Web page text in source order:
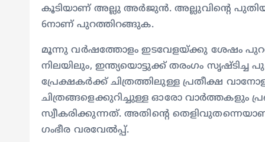
കൂടിയാണ് അല്ലു അര്‍ജുന്‍. അല്ലുവിന്റെ
6നാണ് പുറത്തിറങ്ങുക.
മൂന്നു വര്‍ഷത്തോളം ഇടവേളയ്ക്കു ശേഷം
നിലയിലും, ഇന്ത്യയൊട്ടുക്ക് തരംഗം സൃഷ്‌ടിച്ച
പ്രേക്ഷകര്‍ക്ക് ചിത്രത്തിലുള്ള പ്രതീക്ഷ
ചിത്രങ്ങളെക്കുറിച്ചുള്ള ഓരോ വാര്‍ത്തകളും
സ്വീകരിക്കുന്നത്. അതിന്റെ തെളിവുതന്നെയാണ്
ഗംഭീര വരവേല്‍പ്പ്.